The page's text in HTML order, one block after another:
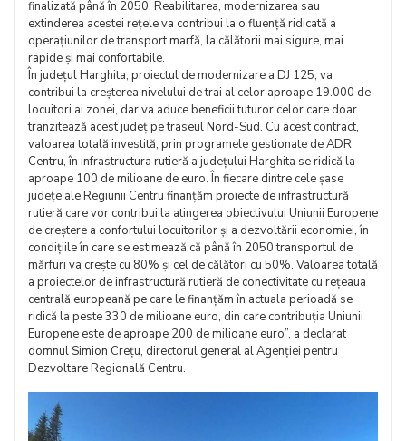
finalizată până în 2050. Reabilitarea, modernizarea sau
extinderea acestei rețele va contribui la o fluență ridicată a
operațiunilor de transport marfă, la călătorii mai sigure, mai
rapide și mai confortabile.
În județul Harghita, proiectul de modernizare a DJ 125, va
contribui la creșterea nivelului de trai al celor aproape 19.000 de
locuitori ai zonei, dar va aduce beneficii tuturor celor care doar
tranzitează acest județ pe traseul Nord-Sud. Cu acest contract,
valoarea totală investită, prin programele gestionate de ADR
Centru, în infrastructura rutieră a județului Harghita se ridică la
aproape 100 de milioane de euro. În fiecare dintre cele șase
județe ale Regiunii Centru finanțăm proiecte de infrastructură
rutieră care vor contribui la atingerea obiectivului Uniunii Europene
de creștere a confortului locuitorilor și a dezvoltării economiei, în
condițiile în care se estimează că până în 2050 transportul de
mărfuri va crește cu 80% și cel de călători cu 50%. Valoarea totală
a proiectelor de infrastructură rutieră de conectivitate cu rețeaua
centrală europeană pe care le finanțăm în actuala perioadă se
ridică la peste 330 de milioane euro, din care contribuția Uniunii
Europene este de aproape 200 de milioane euro”, a declarat
domnul Simion Crețu, directorul general al Agenției pentru
Dezvoltare Regională Centru.